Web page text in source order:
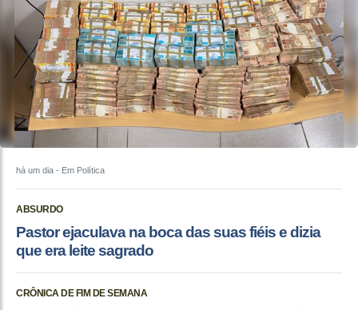
há um dia - Em Política
ABSURDO
Pastor ejaculava na boca das suas fiéis e dizia
que era leite sagrado
CRÔNICA DE FIM DE SEMANA